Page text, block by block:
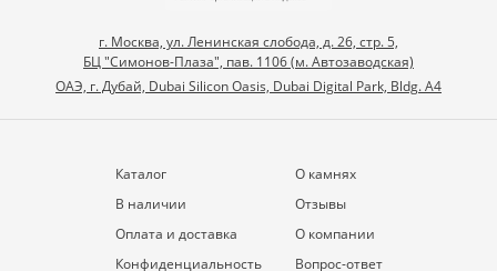
г. Москва, ул. Ленинская слобода, д. 26, стр. 5,
БЦ "Симонов-Плаза", пав. 1106 (м. Автозаводская)
ОАЭ, г. Дубай, Dubai Silicon Oasis, Dubai Digital Park, Bldg. A4
Каталог
В наличии
Оплата и доставка
Конфиденциальность
О камнях
Отзывы
О компании
Вопрос-ответ